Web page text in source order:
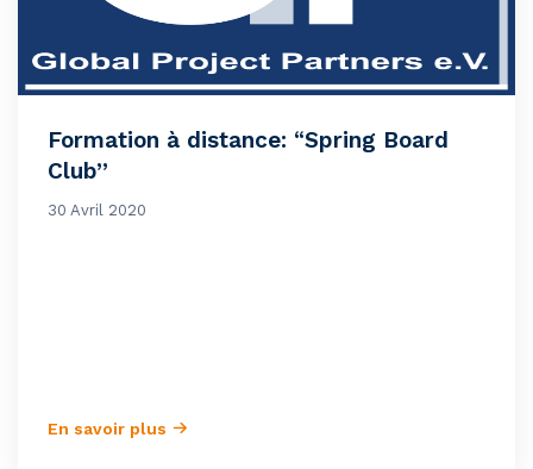
Formation à distance: “Spring Board
Club”
30 Avril 2020
En savoir plus